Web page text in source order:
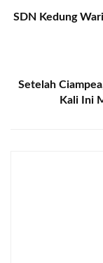
SDN Kedung
Setelah
Kali Ini